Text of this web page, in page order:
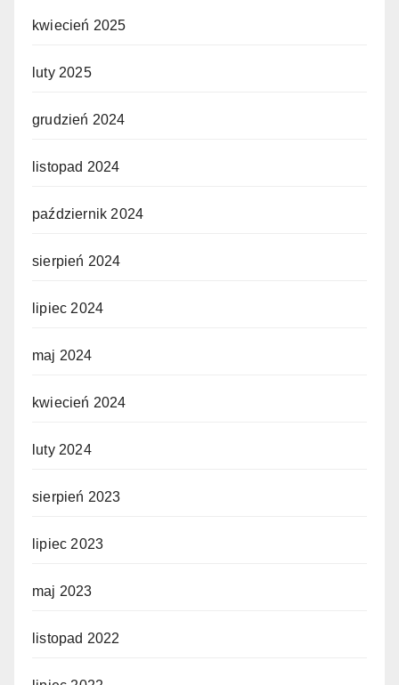
kwiecień 2025
luty 2025
grudzień 2024
listopad 2024
październik 2024
sierpień 2024
lipiec 2024
maj 2024
kwiecień 2024
luty 2024
sierpień 2023
lipiec 2023
maj 2023
listopad 2022